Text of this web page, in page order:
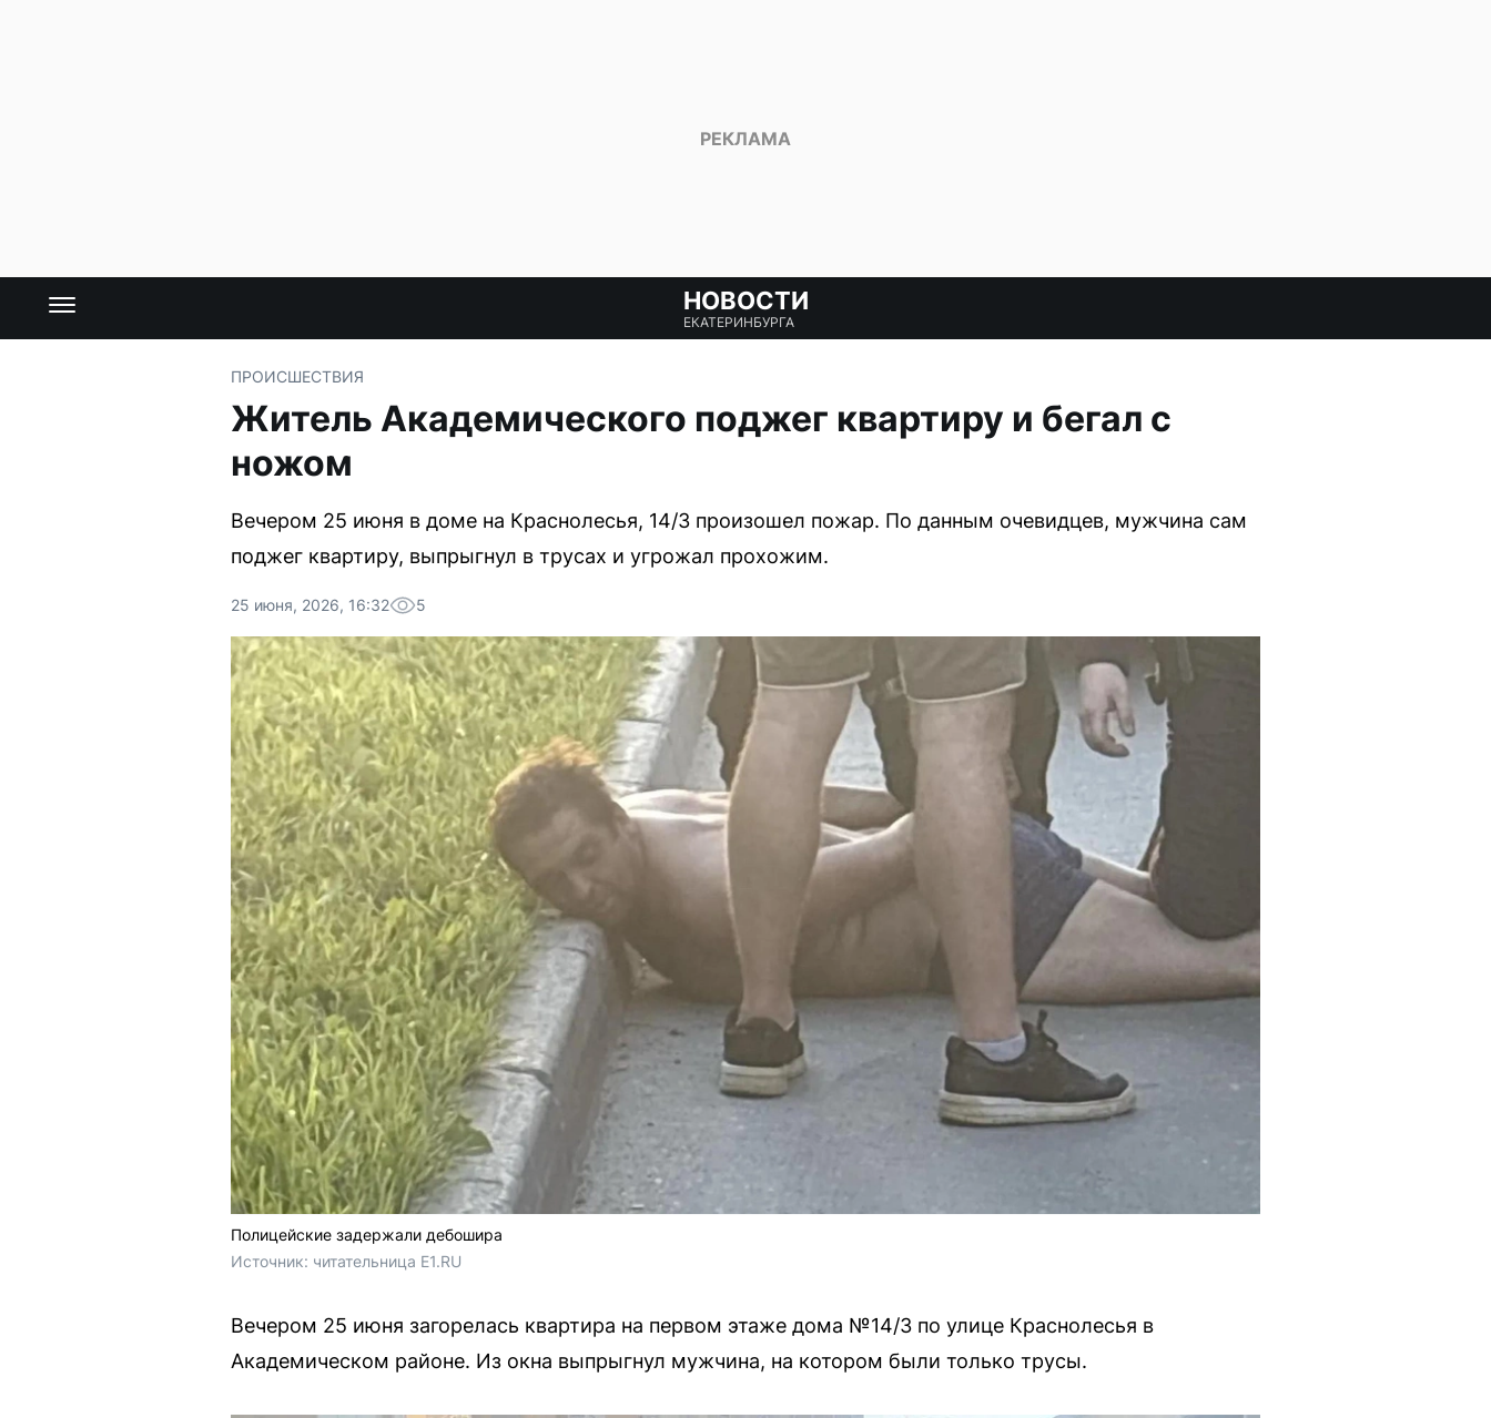
НОВОСТИ
ЕКАТЕРИНБУРГА
ПРОИСШЕСТВИЯ
Житель Академического поджег квартиру и бегал с
ножом
Вечером 25 июня в доме на Краснолесья, 14/3 произошел пожар. По данным очевидцев, мужчина сам
поджег квартиру, выпрыгнул в трусах и угрожал прохожим.
25 июня, 2026, 16:32 5
Полицейские задержали дебошира
Источник: читательница E1.RU
Вечером 25 июня загорелась квартира на первом этаже дома №14/3 по улице Краснолесья в
Академическом районе. Из окна выпрыгнул мужчина, на котором были только трусы.